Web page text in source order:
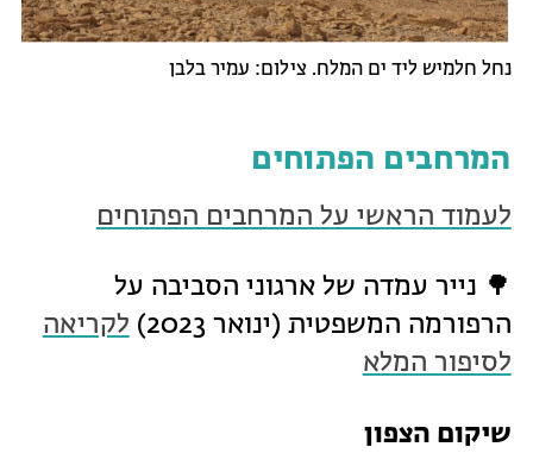
נחל חלמיש ליד ים המלח. צילום: עמיר בלבן
המרחבים הפתוחים
לעמוד הראשי על המרחבים הפתוחים
🌳 נייר עמדה של ארגוני הסביבה על
הרפורמה המשפטית (ינואר 2023)
לקריאה
לסיפור המלא
שיקום הצפון